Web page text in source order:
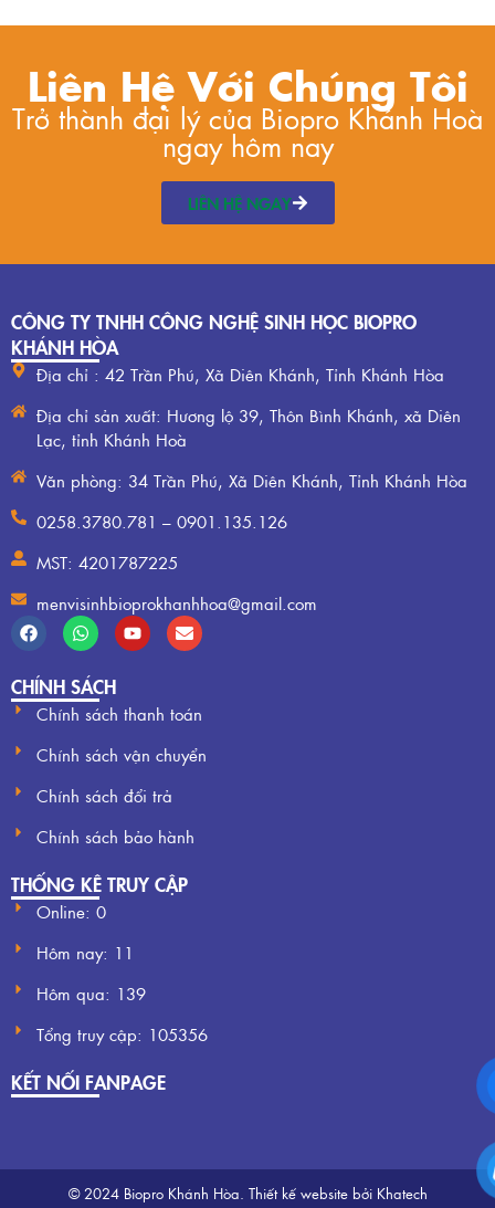
Liên Hệ Với Chúng Tôi
Trở thành đại lý của Biopro Khánh Hoà
ngay hôm nay
LIÊN HỆ NGAY
CÔNG TY TNHH CÔNG NGHỆ SINH HỌC BIOPRO
KHÁNH HÒA
Địa chỉ : 42 Trần Phú, Xã Diên Khánh, Tỉnh Khánh Hòa
Địa chỉ sản xuất: Hương lộ 39, Thôn Bình Khánh, xã Diên
Lạc, tỉnh Khánh Hoà
Văn phòng: 34 Trần Phú, Xã Diên Khánh, Tỉnh Khánh Hòa
0258.3780.781 – 0901.135.126
MST: 4201787225
menvisinhbioprokhanhhoa@gmail.com
CHÍNH SÁCH
Chính sách thanh toán
Chính sách vận chuyển
Chính sách đổi trả
Chính sách bảo hành
THỐNG KÊ TRUY CẬP
Online: 0
Hôm nay: 11
Hôm qua: 139
Tổng truy cập: 105356
KẾT NỐI FANPAGE
© 2024 Biopro Khánh Hòa. Thiết kế websitebởi Khatech